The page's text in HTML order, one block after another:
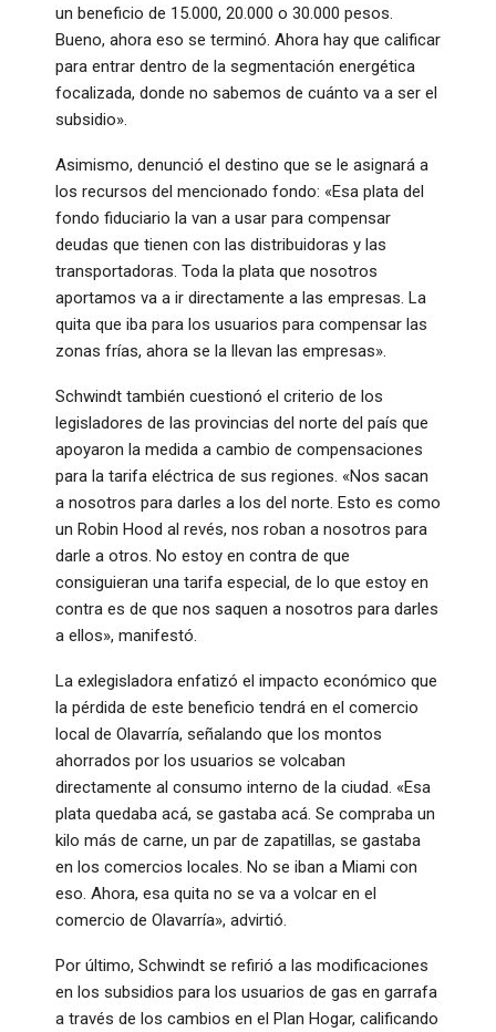
un beneficio de 15.000, 20.000 o 30.000 pesos.
Bueno, ahora eso se terminó. Ahora hay que calificar
para entrar dentro de la segmentación energética
focalizada, donde no sabemos de cuánto va a ser el
subsidio».
Asimismo, denunció el destino que se le asignará a
los recursos del mencionado fondo: «Esa plata del
fondo fiduciario la van a usar para compensar
deudas que tienen con las distribuidoras y las
transportadoras. Toda la plata que nosotros
aportamos va a ir directamente a las empresas. La
quita que iba para los usuarios para compensar las
zonas frías, ahora se la llevan las empresas».
Schwindt también cuestionó el criterio de los
legisladores de las provincias del norte del país que
apoyaron la medida a cambio de compensaciones
para la tarifa eléctrica de sus regiones. «Nos sacan
a nosotros para darles a los del norte. Esto es como
un Robin Hood al revés, nos roban a nosotros para
darle a otros. No estoy en contra de que
consiguieran una tarifa especial, de lo que estoy en
contra es de que nos saquen a nosotros para darles
a ellos», manifestó.
La exlegisladora enfatizó el impacto económico que
la pérdida de este beneficio tendrá en el comercio
local de Olavarría, señalando que los montos
ahorrados por los usuarios se volcaban
directamente al consumo interno de la ciudad. «Esa
plata quedaba acá, se gastaba acá. Se compraba un
kilo más de carne, un par de zapatillas, se gastaba
en los comercios locales. No se iban a Miami con
eso. Ahora, esa quita no se va a volcar en el
comercio de Olavarría», advirtió.
Por último, Schwindt se refirió a las modificaciones
en los subsidios para los usuarios de gas en garrafa
a través de los cambios en el Plan Hogar, calificando